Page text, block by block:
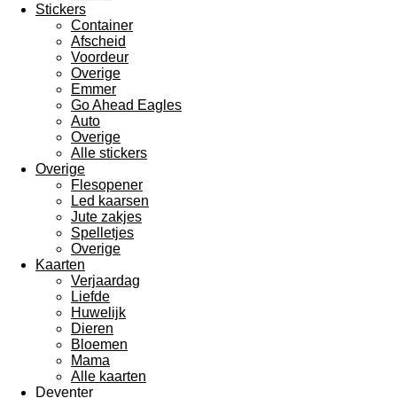
Stickers
Container
Afscheid
Voordeur
Overige
Emmer
Go Ahead Eagles
Auto
Overige
Alle stickers
Overige
Flesopener
Led kaarsen
Jute zakjes
Spelletjes
Overige
Kaarten
Verjaardag
Liefde
Huwelijk
Dieren
Bloemen
Mama
Alle kaarten
Deventer